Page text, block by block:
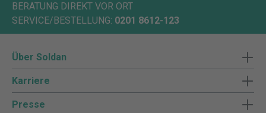
BERATUNG DIREKT VOR ORT
SERVICE/BESTELLUNG: 0201 8612-123
Über Soldan
Karriere
Presse